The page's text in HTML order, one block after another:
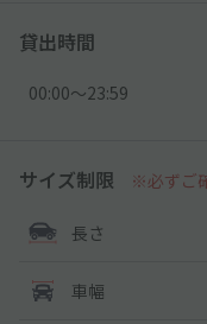
貸出時間
00:00〜23:59
サイズ制限 ※必ずご
長さ
車幅